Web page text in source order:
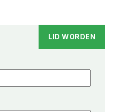
LID WORDEN